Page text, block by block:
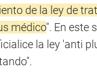
de la ley de
médico". En este
la ley 'anti